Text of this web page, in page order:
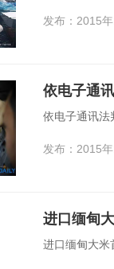
发布：2015
依电子通
依电子通讯法
发布：2015
进口缅甸
进口缅甸大米